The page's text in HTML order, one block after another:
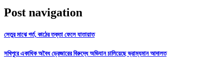
Post navigation
সেতুর মাঝে গর্ত, কাঠের তক্তা ফেলে যাতায়াত
সখিপুরে একাধিক অবৈধ ড্রেজারের বিরুদ্ধে অভিযান চালিয়েছে ভ্রাম্যমান আদালত